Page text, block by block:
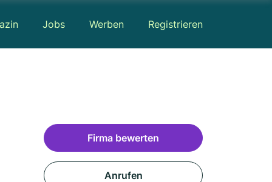
Jobs Werben Registrieren
Firma bewerten
Anrufen